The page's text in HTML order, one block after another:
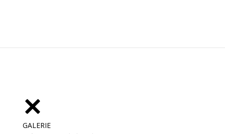
GALERIE